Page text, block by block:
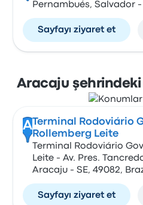
Pernambués, Salvador -
Sayfayı ziyaret et
Aracaju şehrindeki
A Terminal Rodoviário
Rollemberg Leite
Terminal Rodoviário
Leite - Av. Pres.
Aracaju - SE, 49082,
Sayfayı ziyaret et